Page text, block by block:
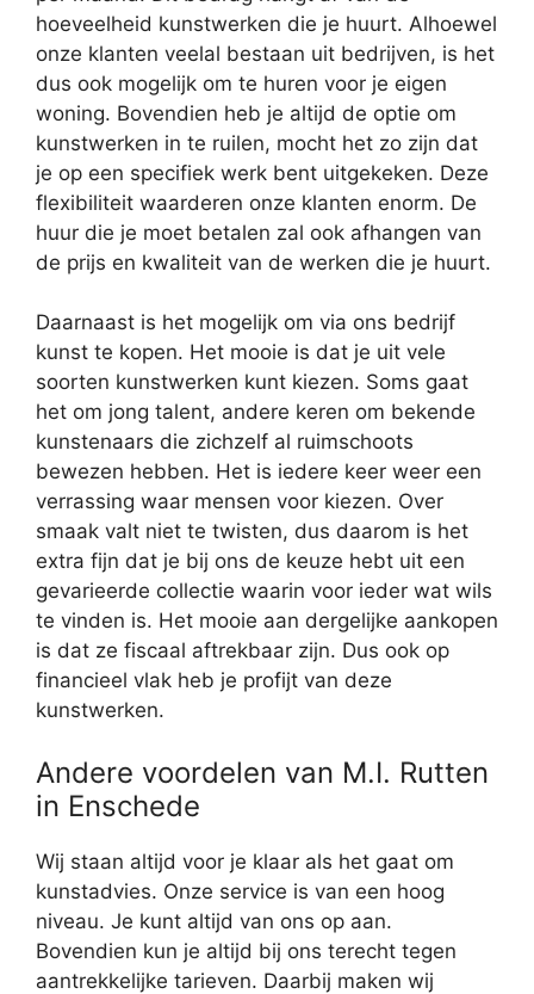
hoeveelheid kunstwerken die je huurt. Alhoewel
onze klanten veelal bestaan uit bedrijven, is het
dus ook mogelijk om te huren voor je eigen
woning. Bovendien heb je altijd de optie om
kunstwerken in te ruilen, mocht het zo zijn dat
je op een specifiek werk bent uitgekeken. Deze
flexibiliteit waarderen onze klanten enorm. De
huur die je moet betalen zal ook afhangen van
de prijs en kwaliteit van de werken die je huurt.
Daarnaast is het mogelijk om via ons bedrijf
kunst te kopen. Het mooie is dat je uit vele
soorten kunstwerken kunt kiezen. Soms gaat
het om jong talent, andere keren om bekende
kunstenaars die zichzelf al ruimschoots
bewezen hebben. Het is iedere keer weer een
verrassing waar mensen voor kiezen. Over
smaak valt niet te twisten, dus daarom is het
extra fijn dat je bij ons de keuze hebt uit een
gevarieerde collectie waarin voor ieder wat wils
te vinden is. Het mooie aan dergelijke aankopen
is dat ze fiscaal aftrekbaar zijn. Dus ook op
financieel vlak heb je profijt van deze
kunstwerken.
Andere voordelen van M.I. Rutten
in Enschede
Wij staan altijd voor je klaar als het gaat om
kunstadvies. Onze service is van een hoog
niveau. Je kunt altijd van ons op aan.
Bovendien kun je altijd bij ons terecht tegen
aantrekkelijke tarieven. Daarbij maken wij